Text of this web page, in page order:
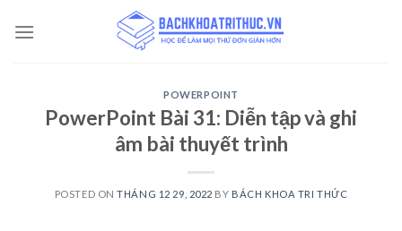
POWERPOINT
PowerPoint Bài 31: Diễn tập và ghi
âm bài thuyết trình
POSTED ONTHÁNG 12 29, 2022 BY BÁCH KHOA TRI THỨC